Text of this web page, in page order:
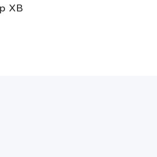
XB